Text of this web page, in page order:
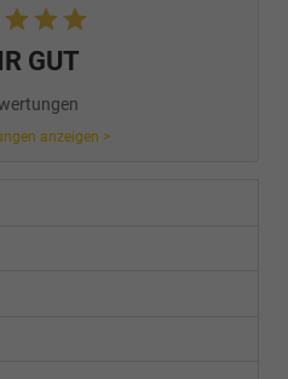
GUT
anzeigen >